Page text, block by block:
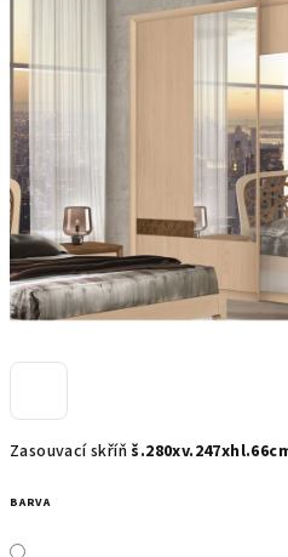
Zasouvací skříň
BARVA
0,0